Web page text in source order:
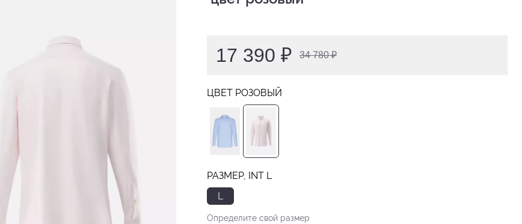
17 390 ₽ 34 780 ₽
ЦВЕТ РОЗОВЫЙ
РАЗМЕР, INT L
L
Определите свой размер